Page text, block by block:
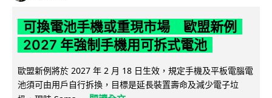
可換電池手機或重現市場 歐盟新例
2027 年強制手機用可拆式電池
歐盟新例將於 2027 年 2 月 18 日生效，規定手機及平板電腦電
池須可由用戶自行拆換，目標是延長裝置壽命及減少電子垃